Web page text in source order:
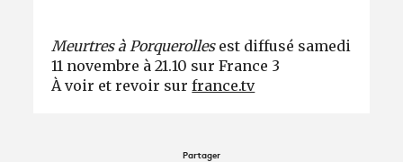
Meurtres à Porquerollesest diffusé samedi
11 novembre à 21.10 sur France 3
À voir et revoir surfrance.tv
Partager